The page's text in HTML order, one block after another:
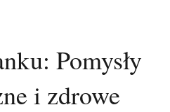
Pomysły
i zdrowe